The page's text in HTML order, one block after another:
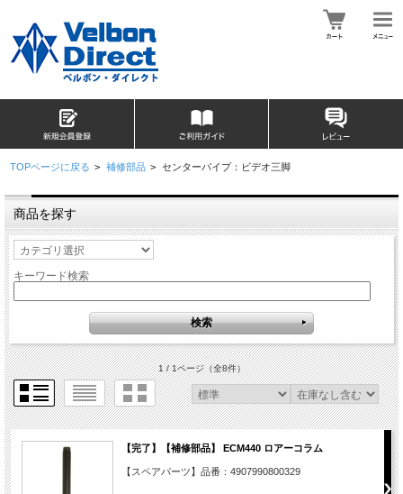
TOPページに戻る > 補修部品 > センターパイプ：ビデオ三脚
商品を探す
キーワード検索
1 / 1ページ（全8件）
【完了】【補修部品】 ECM440 ロアーコラム
【スペアパーツ】品番：4907990800329